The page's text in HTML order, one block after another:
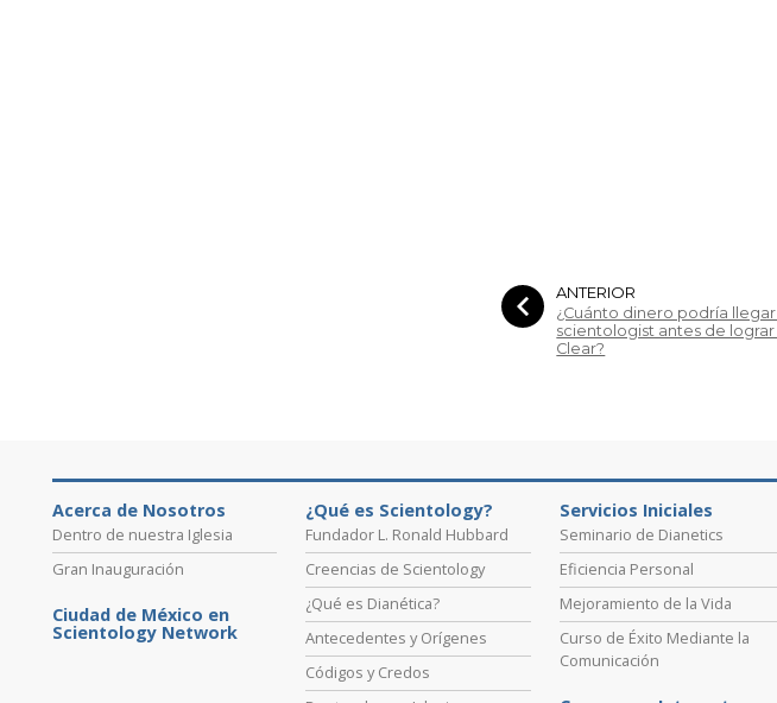
ANTERIOR
¿Cuánto dinero podría
scientologist antes de
Clear?
Acerca de Nosotros
Dentro de nuestra Iglesia
Gran Inauguración
Ciudad de México en
Scientology Network
¿Qué es Scientology?
Fundador L. Ronald Hubbard
Creencias de Scientology
¿Qué es Dianética?
Antecedentes y Orígenes
Códigos y Credos
Servicios Iniciales
Seminario de Dianetics
Eficiencia Personal
Mejoramiento de la Vida
Curso de Éxito Mediante la
Comunicación